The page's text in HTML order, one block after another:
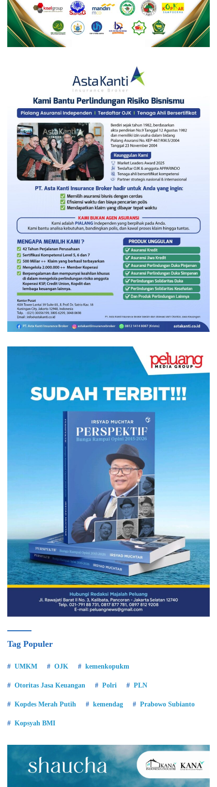
Tag Populer
UMKM OJK kemenkopukm
Otoritas Jasa Keuangan Polri PLN
Kopdes Merah Putih kemendag Prabowo Subianto
Kopsyah BMI